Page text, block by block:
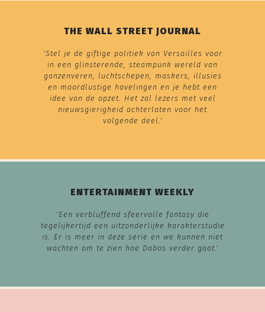
THE WALL STREET JOURNAL
'Stel je de giftige politiek van Versailles voor
in een glinsterende, steampunk wereld van
ganzenveren, luchtschepen, maskers, illusies
en moordlustige hovelingen en je hebt een
idee van de opzet. Het zal lezers met veel
nieuwsgierigheid achterlaten voor het
volgende deel.'
ENTERTAINMENT WEEKLY
'Een verbluffend sfeervolle fantasy die
tegelijkertijd een uitzonderlijke karakterstudie
is. Er is meer in deze serie en we kunnen niet
wachten om te zien hoe Dabos verder gaat.'